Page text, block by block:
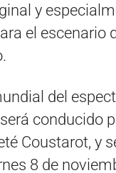
y
el escenario
del
conducido
Coustarot, y
8 de